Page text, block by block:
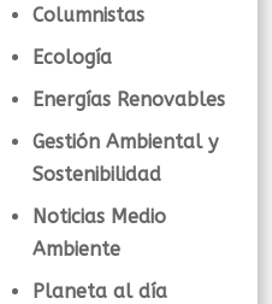
Columnistas
Ecología
Energías Renovables
Gestión Ambiental y
Sostenibilidad
Noticias Medio
Ambiente
Planeta al día